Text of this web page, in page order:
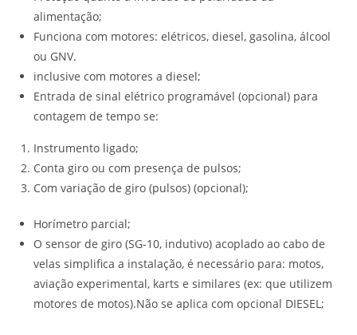
alimentação;
Funciona com motores: elétricos, diesel, gasolina, álcool
ou GNV.
inclusive com motores a diesel;
Entrada de sinal elétrico programável (opcional) para
contagem de tempo se:
Instrumento ligado;
Conta giro ou com presença de pulsos;
Com variação de giro (pulsos) (opcional);
Horímetro parcial;
O sensor de giro (SG-10, indutivo) acoplado ao cabo de
velas simplifica a instalação, é necessário para: motos,
aviação experimental, karts e similares (ex: que utilizem
motores de motos).Não se aplica com opcional DIESEL;